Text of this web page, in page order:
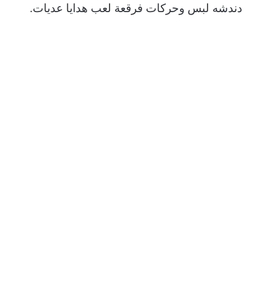
دندشه لبس وحركات فرقعة لعب هدايا عديات.